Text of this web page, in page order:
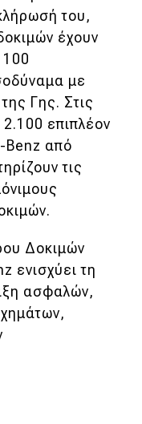
του,
έχουν
100
με
Γης. Στις
επιπλέον
Benz από
τις
Δοκιμών
ενισχύει τη
ασφαλών,